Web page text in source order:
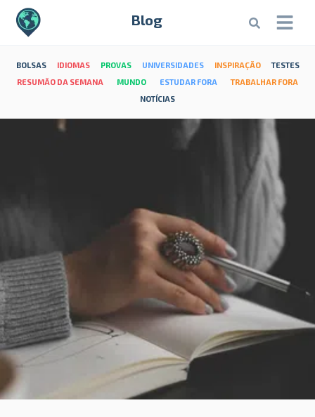
Blog
BOLSAS IDIOMAS PROVAS UNIVERSIDADES INSPIRAÇÃO
TESTES
RESUMÃO DA SEMANA
MUNDO ESTUDAR FORA
TRABALHAR FORA
NOTÍCIAS